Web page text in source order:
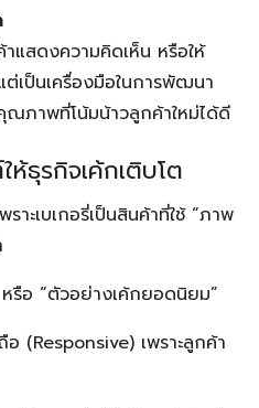
าแสดงความคิดเห็น หรือให้
ต่เป็นเครื่องมือในการพัฒนา
ภาพที่โน้มน้าวลูกค้าใหม่ได้ดี
ห้ธุรกิจเค้กเติบโต
ะเบเกอรี่เป็นสินค้าที่ใช้ “ภาพ
รือ “ตัวอย่างเค้กยอดนิยม”
อ (Responsive) เพราะลูกค้า